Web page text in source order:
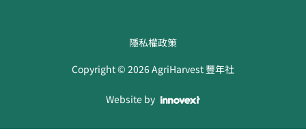
隱私權政策
Copyright ©2026AgriHarvest 豐年社
Website by